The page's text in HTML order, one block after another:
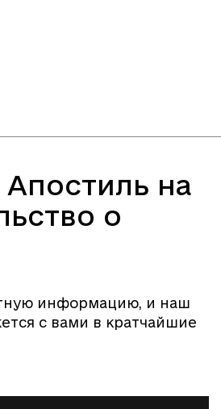
Апостиль на
о
информацию, и наш
с вами в кратчайшие